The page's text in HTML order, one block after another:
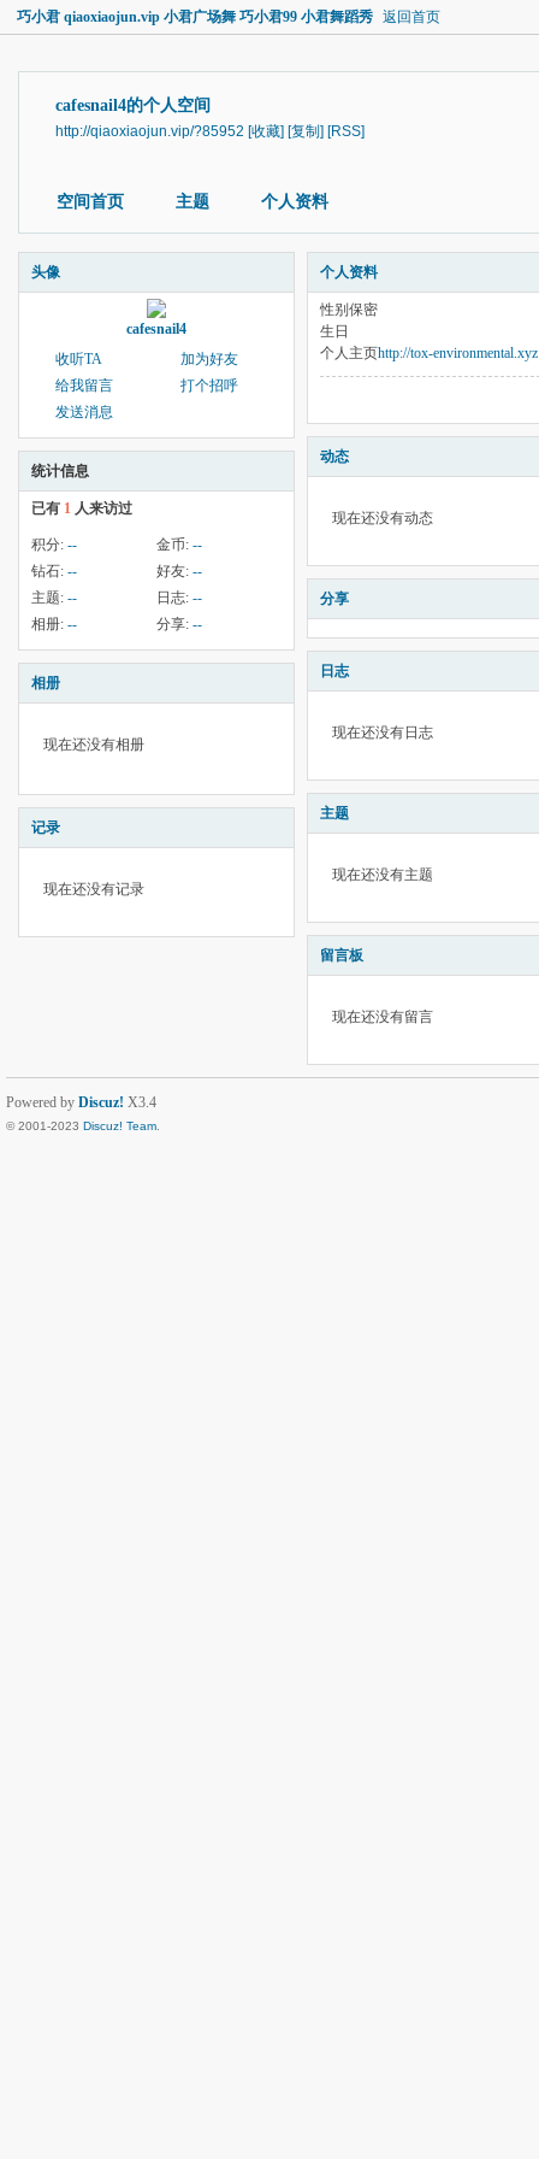
巧小君 qiaoxiaojun.vip 小君广场舞 巧小君99 小君舞蹈秀 返回首页
cafesnail4的个人空间
http://qiaoxiaojun.vip/?85952 [收藏] [复制] [RSS]
空间首页 主题 个人资料
头像
cafesnail4
收听TA
加为好友
给我留言
打个招呼
发送消息
统计信息
已有 1 人来访过
积分: -- 金币: --
钻石: -- 好友: --
主题: -- 日志: --
相册: -- 分享: --
相册
现在还没有相册
记录
现在还没有记录
个人资料
性别 保密
生日
个人主页http://tox-environmental.xyz
动态
现在还没有动态
分享
日志
现在还没有日志
主题
现在还没有主题
留言板
现在还没有留言
Powered by Discuz! X3.4
© 2001-2023 Discuz! Team